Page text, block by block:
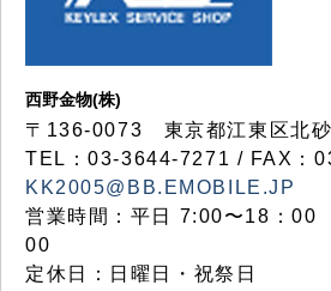
西野金物(株)
〒136-0073 東京都江東区北
TEL：03‐3644‐7271 / FAX：
KK2005@BB.EMOBILE.JP
営業時間：平日 7:00〜18：00
00
定休日：日曜日・祝祭日